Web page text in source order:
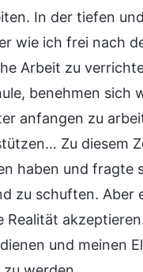
In der tiefen
wie ich frei nach
Arbeit zu
benehmen sich
anfangen zu
Zu diesem
haben und fragte
zu schuften. Aber
und meinen